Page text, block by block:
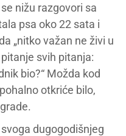
nižu razgovori sa
psa oko 22 sata i
„nitko važan ne živi u
svih pitanja:
bio?“ Možda kod
otkriće bilo,
dugogodišnjeg